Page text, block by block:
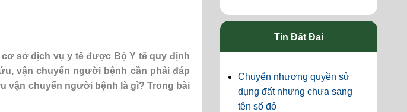
sở dịch vụ y tế được Bộ Y tế quy định
vận chuyển người bệnh cần phải đáp
vận chuyển người bệnh là gì? Trong bài
Tin Đất Đai
Chuyển nhượng quyền sử
dụng đất nhưng chưa sang
tên sổ đỏ